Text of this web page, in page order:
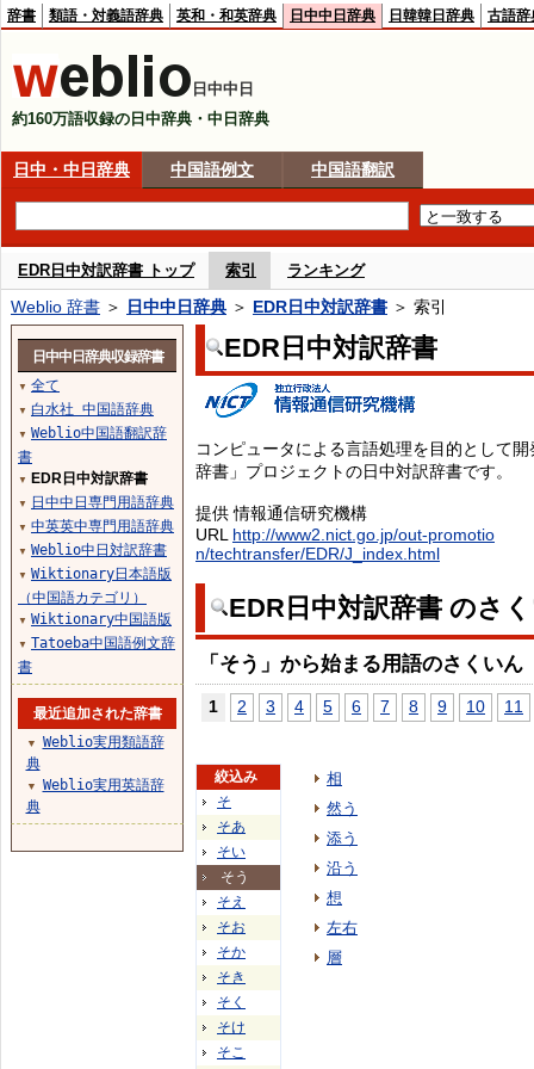
辞書 類語・対義語辞典 英和・和英辞典 日中中日辞典 日韓韓日辞典 古語辞
日中中日
約160万語収録の日中辞典・中日辞典
日中・中日辞典 中国語例文 中国語翻訳
EDR日中対訳辞書 トップ 索引 ランキング
Weblio 辞書 ＞ 日中中日辞典 ＞ EDR日中対訳辞書 ＞ 索引
EDR日中対訳辞書
コンピュータによる言語処理を目的として
辞書」プロジェクトの日中対訳辞書です。
提供 情報通信研究機構
URL http://www2.nict.go.jp/out-promotio
n/techtransfer/EDR/J_index.html
EDR日中対訳辞書 のさ
「そう」から始まる用語のさくいん
1 2 3 4 5 6 7 8 9 10 11
絞込み
そ
そあ
そい
そう
そえ
そお
そか
そき
そく
そけ
そこ
相
然う
添う
沿う
想
左右
層
日中中日辞典収録辞書
▼ 全て
▼ 白水社 中国語辞典
▼ Weblio中国語翻訳辞
書
▼ EDR日中対訳辞書
▼ 日中中日専門用語辞典
▼ 中英英中専門用語辞典
▼ Weblio中日対訳辞書
▼ Wiktionary日本語版
（中国語カテゴリ）
▼ Wiktionary中国語版
▼ Tatoeba中国語例文辞
書
最近追加された辞書
▼
Weblio実用類語辞
典
▼
Weblio実用英語辞
典